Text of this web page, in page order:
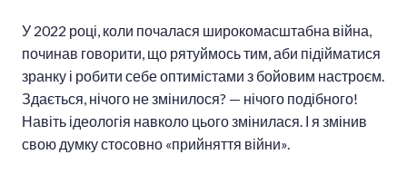
У 2022 році, коли почалася широкомасштабна війна,
починав говорити, що рятуймось тим, аби підійматися
зранку і робити себе оптимістами з бойовим настроєм.
Здається, нічого не змінилося? — нічого подібного!
Навіть ідеологія навколо цього змінилася. І я змінив
свою думку стосовно «прийняття війни».